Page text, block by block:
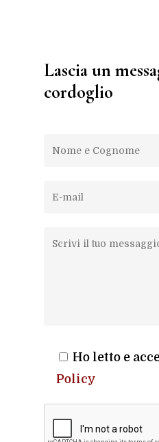
Lascia un
cordoglio
Ho letto e
Policy